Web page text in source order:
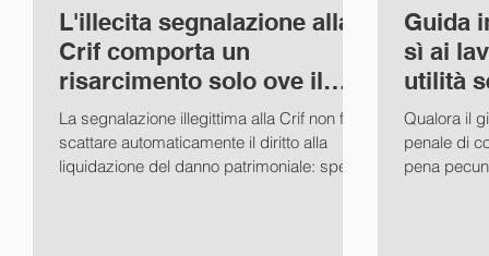
L'illecita segnalazione alla
Crif comporta un
risarcimento solo ove il
danno sia provato dall’in
La segnalazione illegittima alla Crif non fa
scattare automaticamente il diritto alla
liquidazione del danno patrimoniale: spetta
Guida
sì ai
utilità
Qualora il
penale di
pena